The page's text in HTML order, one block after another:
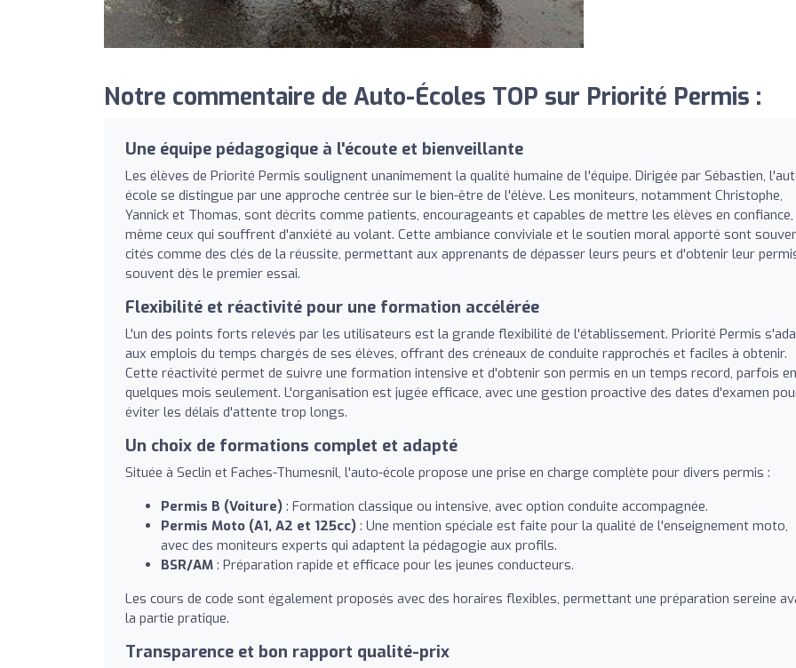
Notre commentaire de Auto-Écoles TOP sur Priorité Permis :
Une équipe pédagogique à l'écoute et bienveillante
Les élèves de Priorité Permis soulignent unanimement la qualité humaine de l'équipe. Dirigée par Sébastien,
école se distingue par une approche centrée sur le bien-être de l'élève. Les moniteurs, notamment Christophe,
Yannick et Thomas, sont décrits comme patients, encourageants et capables de mettre les élèves en confiance,
même ceux qui souffrent d'anxiété au volant. Cette ambiance conviviale et le soutien moral apporté sont
cités comme des clés de la réussite, permettant aux apprenants de dépasser leurs peurs et d'obtenir leur
souvent dès le premier essai.
Flexibilité et réactivité pour une formation accélérée
L'un des points forts relevés par les utilisateurs est la grande flexibilité de l'établissement. Priorité Permis
aux emplois du temps chargés de ses élèves, offrant des créneaux de conduite rapprochés et faciles à obtenir.
Cette réactivité permet de suivre une formation intensive et d'obtenir son permis en un temps record, parfois en
quelques mois seulement. L'organisation est jugée efficace, avec une gestion proactive des dates d'examen
éviter les délais d'attente trop longs.
Un choix de formations complet et adapté
Située à Seclin et Faches-Thumesnil, l'auto-école propose une prise en charge complète pour divers permis :
Permis B (Voiture) : Formation classique ou intensive, avec option conduite accompagnée.
Permis Moto (A1, A2 et 125cc) : Une mention spéciale est faite pour la qualité de l'enseignement moto,
avec des moniteurs experts qui adaptent la pédagogie aux profils.
BSR/AM : Préparation rapide et efficace pour les jeunes conducteurs.
Les cours de code sont également proposés avec des horaires flexibles, permettant une préparation sereine
la partie pratique.
Transparence et bon rapport qualité-prix